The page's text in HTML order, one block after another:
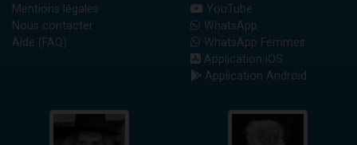
Mentions légales
Nous contacter
Aide (FAQ)
YouTube
WhatsApp
WhatsApp Femmes
Application iOS
Application Android